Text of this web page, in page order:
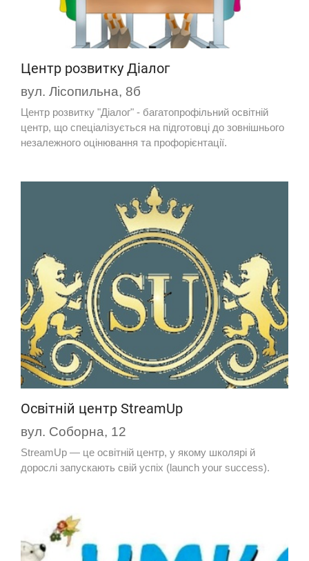
Центр розвитку Діалог
вул. Лісопильна, 8б
Центр розвитку "Діалог" - багатопрофільний освітній
центр, що спеціалізується на підготовці до зовнішнього
незалежного оцінювання та профорієнтації.
Освітній центр StreamUp
вул. Соборна, 12
StreamUp — це освітній центр, у якому школярі й
дорослі запускають свій успіх (launch your success).